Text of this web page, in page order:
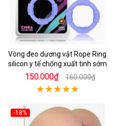
Vòng đeo dương vật Rope Ring
silicon y tế chống xuất tinh sớm
150.000₫ 160.000₫
-18%